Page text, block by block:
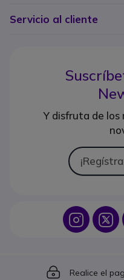
Servicio al cliente
Y disfruta de
Icon
Icon
Realice el